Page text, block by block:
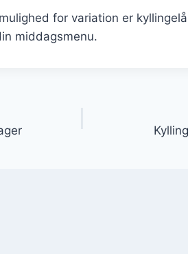
for variation er
middagsmenu.